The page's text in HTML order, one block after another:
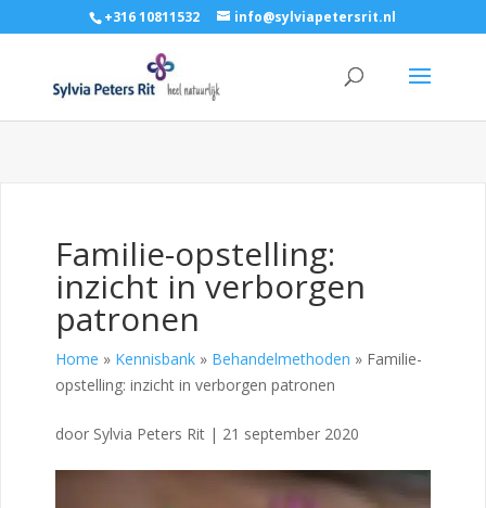
+316 10811532 info@sylviapetersrit.nl
Familie-opstelling:
inzicht in verborgen
patronen
Home » Kennisbank » Behandelmethoden » Familie-
opstelling: inzicht in verborgen patronen
door Sylvia Peters Rit | 21 september 2020